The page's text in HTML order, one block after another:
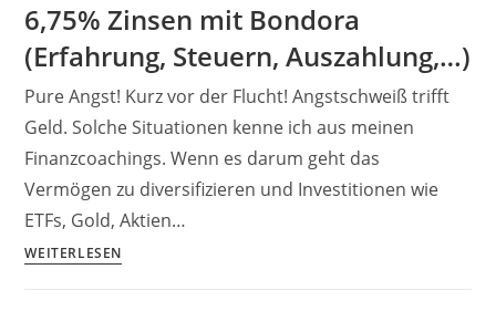
mit
YouTube
(und
Co.)
–
Der
Algorithmus
Killer
6,75% Zinsen mit Bondora
(Erfahrung, Steuern, Auszahlung,…)
Pure Angst! Kurz vor der Flucht! Angstschweiß trifft
Geld. Solche Situationen kenne ich aus meinen
Finanzcoachings. Wenn es darum geht das
Vermögen zu diversifizieren und Investitionen wie
ETFs, Gold, Aktien…
WEITERLESEN